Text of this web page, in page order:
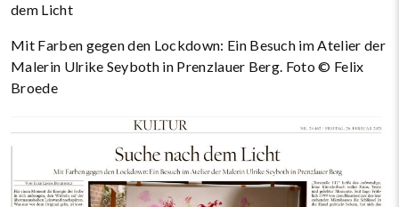
dem Licht
Mit Farben gegen den Lockdown: Ein Besuch im Atelier der
Malerin Ulrike Seyboth in Prenzlauer Berg. Foto © Felix
Broede